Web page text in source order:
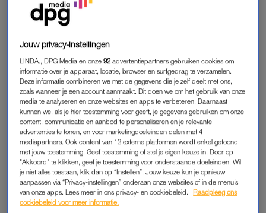
Binnen no-time heb jij weer een strakke buik.
2. STAANDE DUMBELL WORK-OUT /
STAAND BANKDRUKKEN
Met deze oefening train je je schouders, borst en je armen. Je
kunt ervoor kiezen om de training staand of zittend op de
knieën uit te voeren.
https://www.instagram.com/p/Bqvb5PqAUdO/
3. BENEN, BUIK ÉN ARMEN
Jouw privacy-instellingen
LINDA., DPG Media en onze92 advertentiepartners gebruiken cookies om
informatie over je apparaat, locatie, browser en surfgedrag te verzamelen.
Deze informatie combineren we met de gegevens die je zelf deelt met ons,
zoals wanneer je een account aanmaakt. Dit doen we om het gebruik van onze
media te analyseren en onze websites en apps te verbeteren. Daarnaast
kunnen we, als je hier toestemming voor geeft, je gegevens gebruiken om onze
content, communicatie en aanbod te personaliseren en je relevante
advertenties te tonen, en voor marketingdoeleinden delen met 4
mediapartners. Ook content van 13 externe platformen wordt enkel getoond
met jouw toestemming. Geef toestemming of stel je eigen keuze in. Door op
"Akkoord" te klikken, geef je toestemming voor onderstaande doeleinden. Wil
je niet alles toestaan, klik dan op “Instellen”. Jouw keuze kun je opnieuw
aanpassen via “Privacy-instellingen” onderaan onze websites of in de menu’s
van onze apps. Lees meer in ons privacy- en cookiebeleid.
Raadpleeg ons
cookiebeleid voor meer informatie.